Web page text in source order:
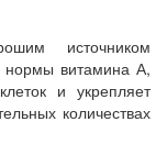
источником
нормы витамина А,
и укрепляет
количествах